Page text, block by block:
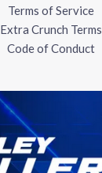
Terms of Service
Extra Crunch Terms
Code of Conduct